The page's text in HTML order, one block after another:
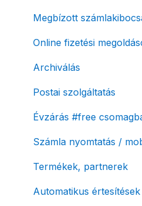
Megbízott
Online fizetési
Archiválás
Postai szolgáltatás
Évzárás #free
Számla nyomtatás /
Termékek, partnerek
Automatikus értesítések